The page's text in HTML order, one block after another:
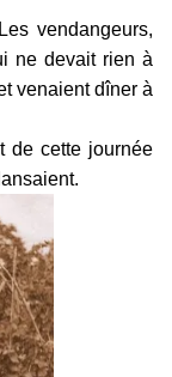
vendangeurs,
ne devait rien à
venaient dîner à
de cette journée